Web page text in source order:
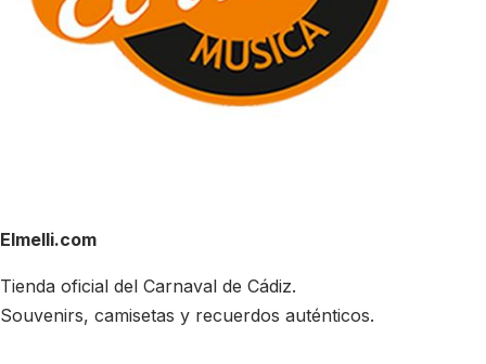
Elmelli.com
Tienda oficial del Carnaval de Cádiz.
Souvenirs, camisetas y recuerdos auténticos.